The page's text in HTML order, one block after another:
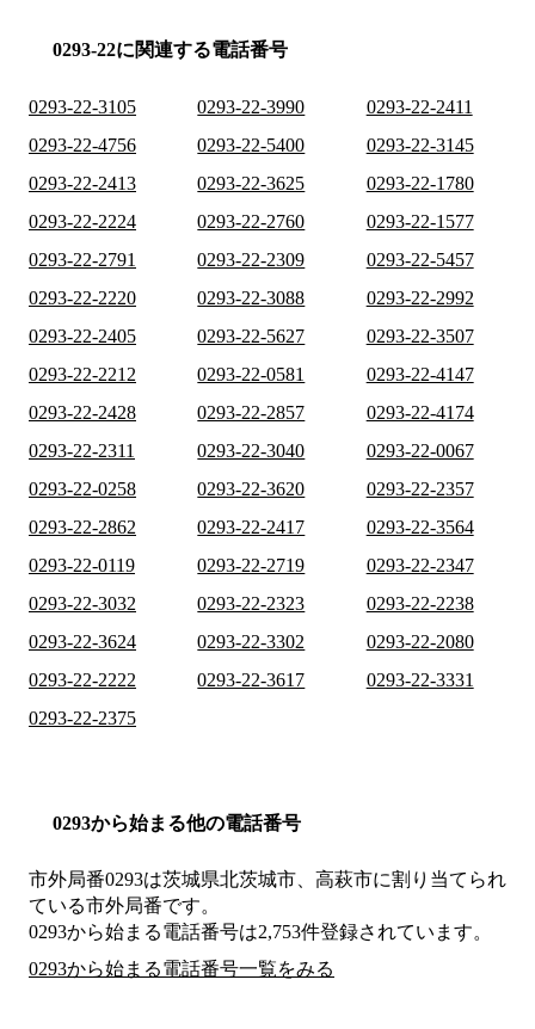
0293-22に関連する電話番号
0293-22-3105 0293-22-3990
0293-22-2411
0293-22-4756
0293-22-5400
0293-22-3145
0293-22-2413
0293-22-3625
0293-22-1780
0293-22-2224
0293-22-2760
0293-22-1577
0293-22-2791
0293-22-2309
0293-22-5457
0293-22-2220
0293-22-3088
0293-22-2992
0293-22-2405
0293-22-5627
0293-22-3507
0293-22-2212
0293-22-0581
0293-22-4147
0293-22-2428
0293-22-2857
0293-22-4174
0293-22-2311
0293-22-3040
0293-22-0067
0293-22-0258
0293-22-3620
0293-22-2357
0293-22-2862
0293-22-2417
0293-22-3564
0293-22-0119
0293-22-2719
0293-22-2347
0293-22-3032
0293-22-2323
0293-22-2238
0293-22-3624
0293-22-3302
0293-22-2080
0293-22-2222
0293-22-3617
0293-22-3331
0293-22-2375
0293から始まる他の電話番号
市外局番0293は茨城県北茨城市、高萩市に割り当てられ
ている市外局番です。
0293から始まる電話番号は2,753件登録されています。
0293から始まる電話番号一覧をみる